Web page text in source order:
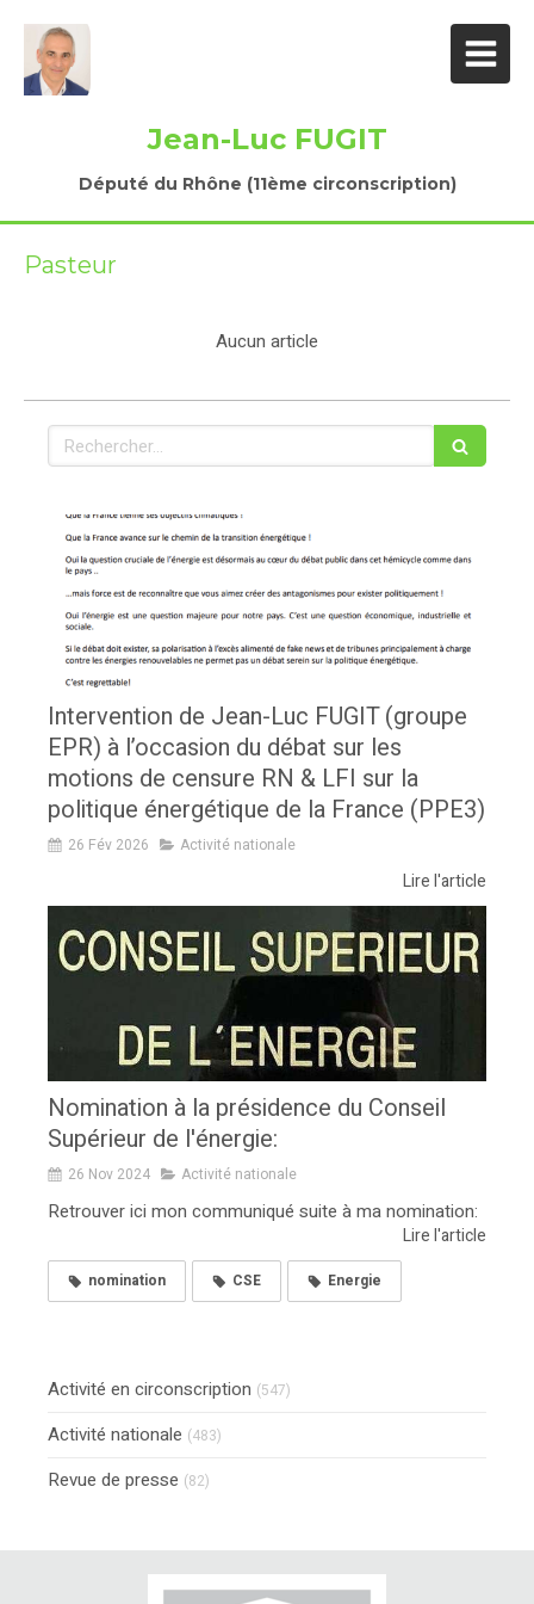
Jean-Luc FUGIT
Député du Rhône (11ème circonscription)
Pasteur
Aucun article
Rechercher
Intervention de Jean-Luc FUGIT (groupe
EPR) à l’occasion du débat sur les
motions de censure RN & LFI sur la
politique énergétique de la France (PPE3)
26 Fév 2026 Activité nationale
Lire l'article
Nomination à la présidence du Conseil
Supérieur de l'énergie:
26 Nov 2024 Activité nationale
Retrouver ici mon communiqué suite à ma nomination:
Lire l'article
nomination CSE Energie
Activité en circonscription (547)
Activité nationale (483)
Revue de presse (82)